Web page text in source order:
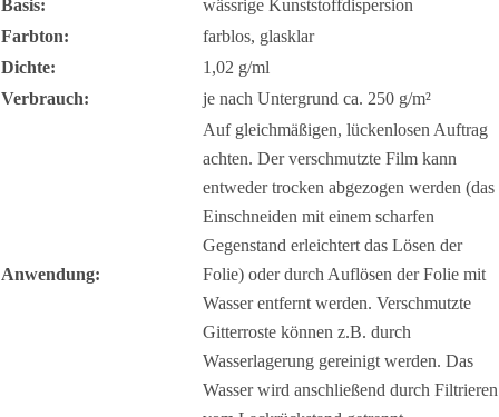
Basis:
wässrige Kunststoffdispersion
Farbton:
farblos, glasklar
Dichte:
1,02 g/ml
Verbrauch:
je nach Untergrund ca. 250 g/m²
Anwendung:
Auf gleichmäßigen, lückenlosen Auftrag
achten. Der verschmutzte Film kann
entweder trocken abgezogen werden (das
Einschneiden mit einem scharfen
Gegenstand erleichtert das Lösen der
Folie) oder durch Auflösen der Folie mit
Wasser entfernt werden. Verschmutzte
Gitterroste können z.B. durch
Wasserlagerung gereinigt werden. Das
Wasser wird anschließend durch Filtrieren